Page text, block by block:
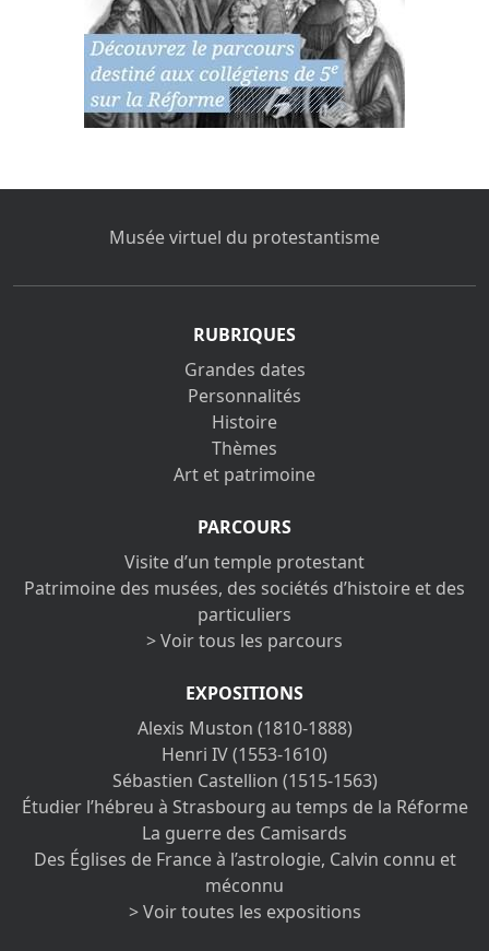
Musée virtuel du protestantisme
RUBRIQUES
Grandes dates
Personnalités
Histoire
Thèmes
Art et patrimoine
PARCOURS
Visite d’un temple protestant
Patrimoine des musées, des sociétés d’histoire et des
particuliers
> Voir tous les parcours
EXPOSITIONS
Alexis Muston (1810-1888)
Henri IV (1553-1610)
Sébastien Castellion (1515-1563)
Étudier l’hébreu à Strasbourg au temps de la Réforme
La guerre des Camisards
Des Églises de France à l’astrologie, Calvin connu et
méconnu
> Voir toutes les expositions